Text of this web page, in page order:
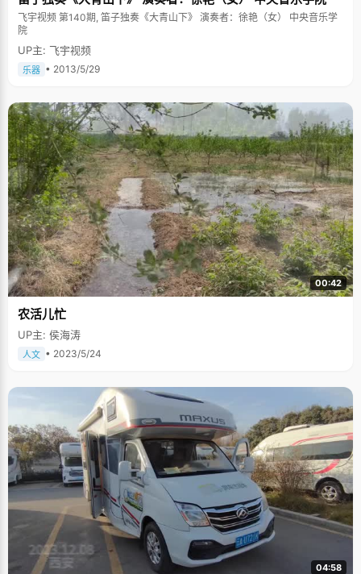
飞宇视频 第140期, 笛子独奏《大青山下》 演奏者：徐艳（女） 中央音乐学
院
UP主: 飞宇视频
乐器 • 2013/5/29
00:42
农活儿忙
UP主: 侯海涛
人文 • 2023/5/24
04:58